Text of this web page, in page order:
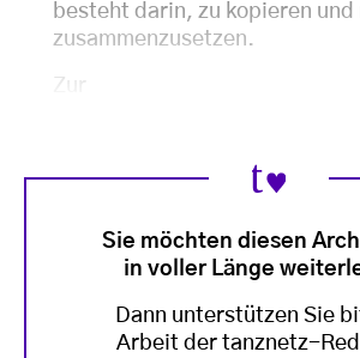
besteht darin, zu kopieren und
zusammenzusetzen.
Zur
Sie möchten diesen
in voller Länge
Dann unterstützen Sie
Arbeit der tanznetz-